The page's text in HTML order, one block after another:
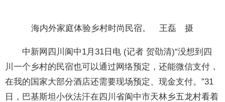
海内外家庭体验乡村时尚民宿。 王磊 摄
中新网四川阆中1月31日电 (记者 贺劭清)“没想到四
川一个乡村的民宿也可以通过网络预定，还能微信支付，
在我的国家大部分酒店还需要现场预定、现金支付。”31
日，巴基斯坦小伙法汗在四川省阆中市天林乡五龙村看着